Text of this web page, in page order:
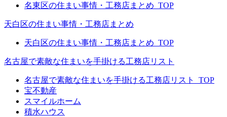
名東区の住まい事情・工務店まとめ_TOP
天白区の住まい事情・工務店まとめ
天白区の住まい事情・工務店まとめ_TOP
名古屋で素敵な住まいを手掛ける工務店リスト
名古屋で素敵な住まいを手掛ける工務店リスト_TOP
宝不動産
スマイルホーム
積水ハウス